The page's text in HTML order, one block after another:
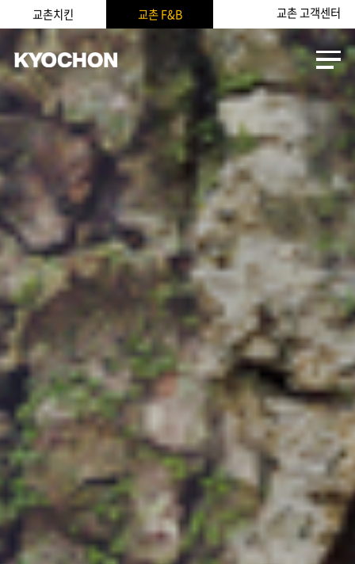
교촌치킨 교촌 F&B 교촌 고객센터